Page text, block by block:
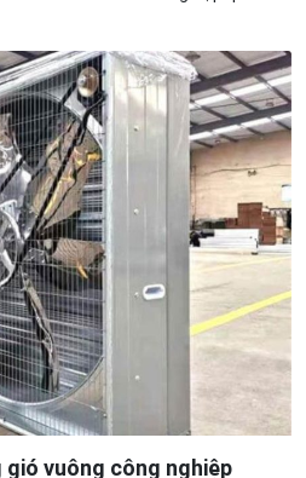
vuông công nghiệp